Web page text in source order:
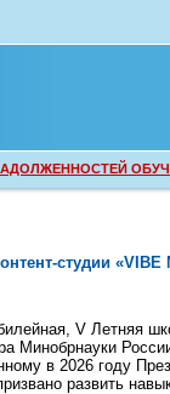
студии
V Летняя
Минобрнауки
в 2026 году
развить